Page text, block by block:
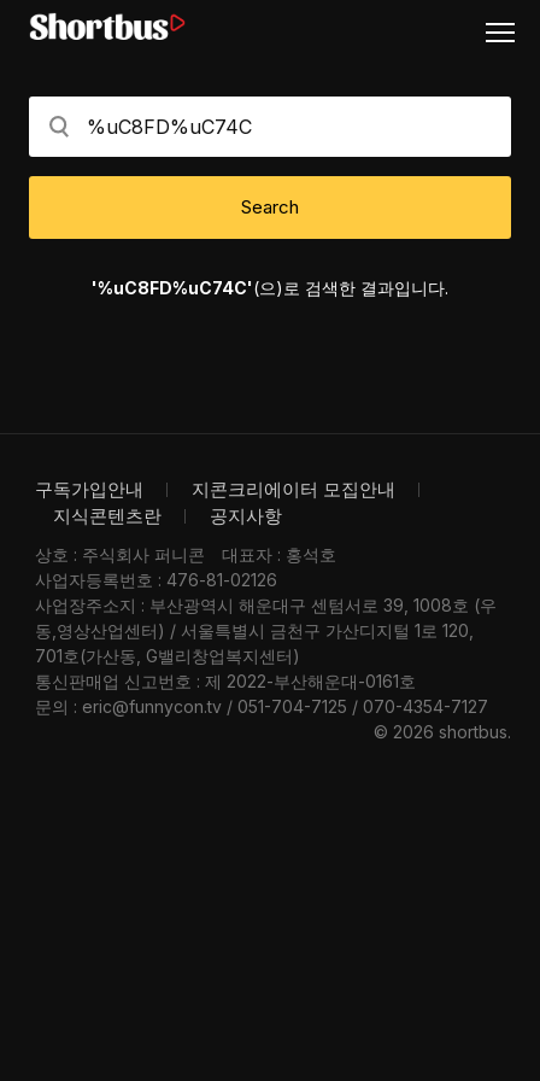
Search
'%uC8FD%uC74C'(으)로 검색한 결과입니다.
구독가입안내
지콘크리에이터 모집안내
지식콘텐츠란
공지사항
상호 : 주식회사 퍼니콘
대표자 : 홍석호
사업자등록번호 : 476-81-02126
사업장주소지 : 부산광역시 해운대구 센텀서로 39, 1008호 (우
동,영상산업센터) / 서울특별시 금천구 가산디지털 1로 120,
701호(가산동, G밸리창업복지센터)
통신판매업 신고번호 : 제 2022-부산해운대-0161호
문의 : eric@funnycon.tv / 051-704-7125 / 070-4354-7127
© 2026 shortbus.